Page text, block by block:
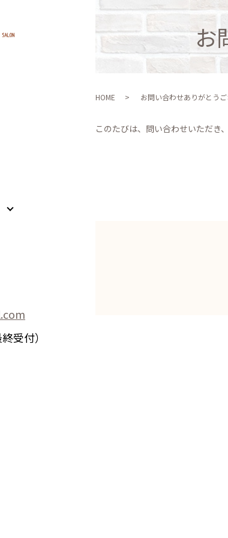
受付）
お
HOME お問い合わせありがとう
このたびは、問い合わせいただき